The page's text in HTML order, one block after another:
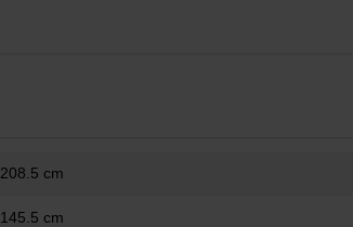
208.5 cm
145.5 cm